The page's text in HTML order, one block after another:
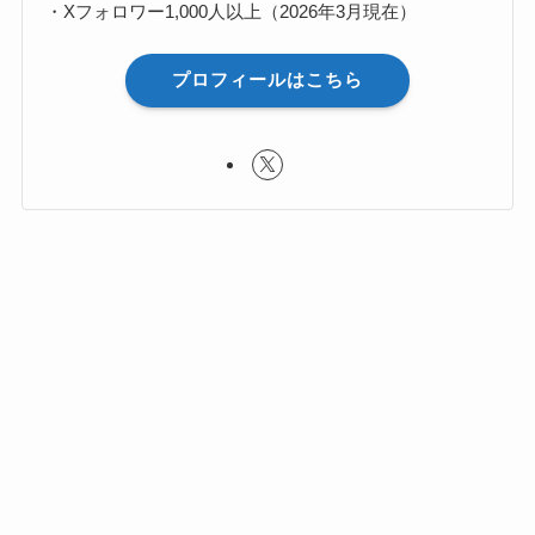
・Xフォロワー1,000人以上（2026年3月現在）
プロフィールはこちら